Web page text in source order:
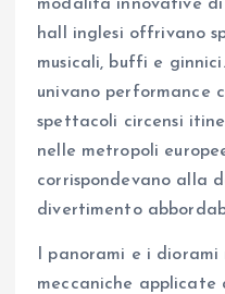
modalità innovative di
hall inglesi offrivano
musicali, buffi e
univano performance
spettacoli circensi
nelle metropoli
corrispondevano alla
divertimento
I panorami e i
meccaniche applicate